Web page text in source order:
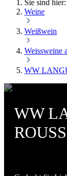
Sie sind hier:
Weine
Weißwein
Weissweine
WW
WW